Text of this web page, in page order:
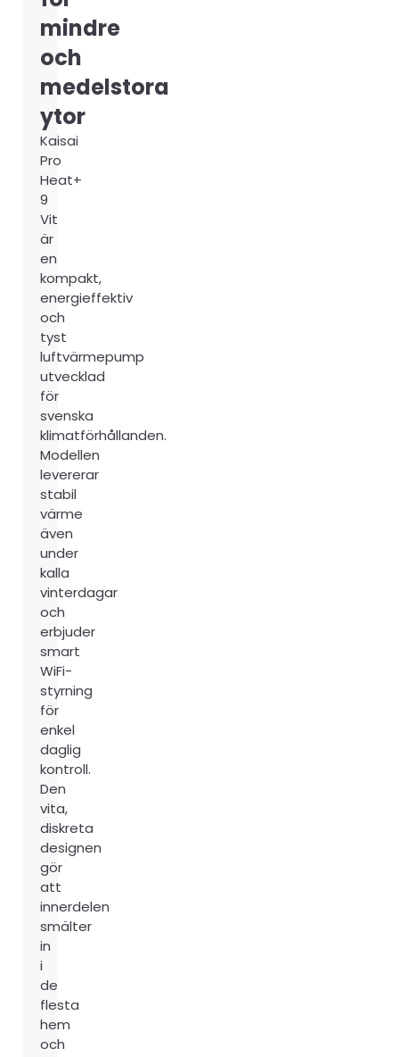
mindre
och
medelstora
ytor
Kaisai
Pro
Heat+
9
Vit
är
en
kompakt,
energieffektiv
och
tyst
luftvärmepump
utvecklad
för
svenska
klimatförhållanden.
Modellen
levererar
stabil
värme
även
under
kalla
vinterdagar
och
erbjuder
smart
WiFi-
styrning
för
enkel
daglig
kontroll.
Den
vita,
diskreta
designen
gör
att
innerdelen
smälter
in
i
de
flesta
hem
och